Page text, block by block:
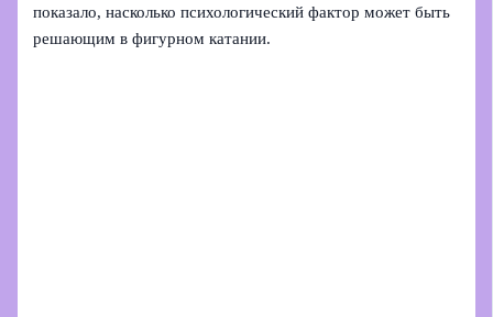
показало, насколько психологический фактор может быть
решающим в фигурном катании.